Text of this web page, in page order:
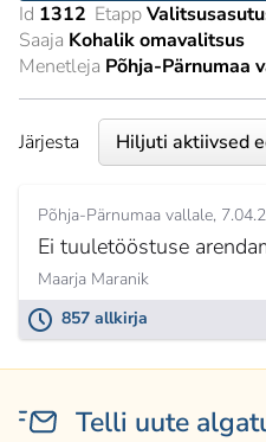
Id 1312 Etapp
Saaja Kohalik omavalitsus
Menetleja Põhja-Pärnumaa
Järjesta
Põhja-Pärnumaa vallale
Ei tuuletööstuse
Maarja Maranik
857 allkirja
Telli uute